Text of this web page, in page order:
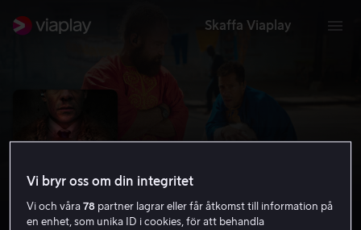
Skaffa Viaplay
Vi bryr oss om din integritet
Vi och våra78 partner lagrar eller får åtkomst till information på
en enhet, som unika ID i cookies, för att behandla